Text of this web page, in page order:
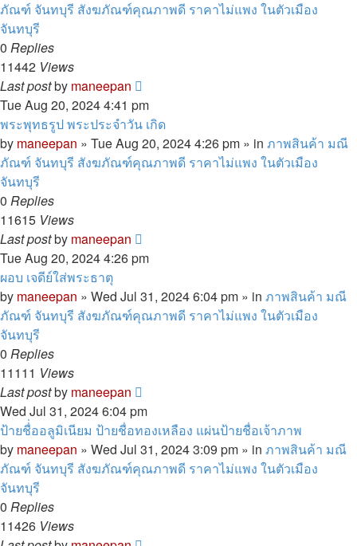
ภัณฑ์ จันทบุรี สังฆภัณฑ์คุณภาพดี ราคาไม่แพง ในตัวเมือง
จันทบุรี
0 Replies
11442 Views
Last postby maneepan
Tue Aug 20, 2024 4:41 pm
พระพุทธรูป พระประจำวัน เกิด
by maneepan » Tue Aug 20, 2024 4:26 pm » in ภาพสินค้า มณี
ภัณฑ์ จันทบุรี สังฆภัณฑ์คุณภาพดี ราคาไม่แพง ในตัวเมือง
จันทบุรี
0 Replies
11615 Views
Last postby maneepan
Tue Aug 20, 2024 4:26 pm
ผอบ เจดีย์ใส่พระธาตุ
by maneepan » Wed Jul 31, 2024 6:04 pm » in ภาพสินค้า มณี
ภัณฑ์ จันทบุรี สังฆภัณฑ์คุณภาพดี ราคาไม่แพง ในตัวเมือง
จันทบุรี
0 Replies
11111 Views
Last postby maneepan
Wed Jul 31, 2024 6:04 pm
ป้ายชื่่ออลูมิเนียม ป้ายชื่อทองเหลือง แผ่นป้ายชื่อเจ้าภาพ
by maneepan » Wed Jul 31, 2024 3:09 pm » in ภาพสินค้า มณี
ภัณฑ์ จันทบุรี สังฆภัณฑ์คุณภาพดี ราคาไม่แพง ในตัวเมือง
จันทบุรี
0 Replies
11426 Views